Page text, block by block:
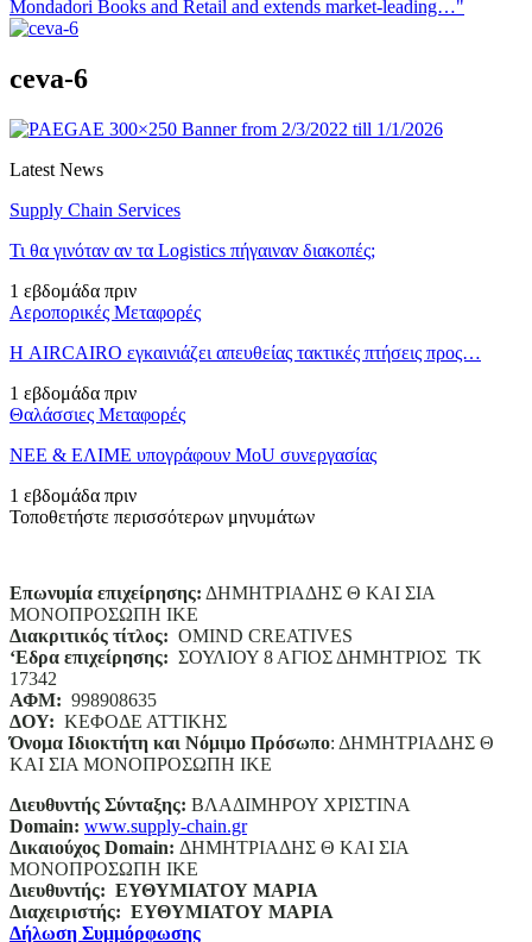
Mondadori Books and Retail and extends market-leading…"
ceva-6
Latest News
Supply Chain Services
Τι θα γινόταν αν τα Logistics πήγαιναν διακοπές;
1 εβδομάδα πριν
Αεροπορικές Μεταφορές
Η AIRCAIRO εγκαινιάζει απευθείας τακτικές πτήσεις προς…
1 εβδομάδα πριν
Θαλάσσιες Μεταφορές
ΝΕΕ & ΕΛΙΜΕ υπογράφουν MoU συνεργασίας
1 εβδομάδα πριν
Τοποθετήστε περισσότερων μηνυμάτων
Επωνυμία επιχείρησης: ΔΗΜΗΤΡΙΑΔΗΣ Θ ΚΑΙ ΣΙΑ
ΜΟΝΟΠΡΟΣΩΠΗ ΙΚΕ
Διακριτικός τίτλος: ΟΜΙΝD CREATIVES
‘Eδρα επιχείρησης: ΣΟΥΛΙΟΥ 8 ΑΓΙΟΣ ΔΗΜΗΤΡΙΟΣ ΤΚ
17342
ΑΦΜ: 998908635
ΔΟΥ: ΚΕΦΟΔΕ ΑΤΤΙΚΗΣ
Όνομα Ιδιοκτήτη και Νόμιμο Πρόσωπο: ΔΗΜΗΤΡΙΑΔΗΣ Θ
ΚΑΙ ΣΙΑ ΜΟΝΟΠΡΟΣΩΠΗ ΙΚΕ
Διευθυντής Σύνταξης: ΒΛΑΔΙΜΗΡΟΥ ΧΡΙΣΤΙΝΑ
Domain: www.supply-chain.gr
Δικαιούχος Domain: ΔΗΜΗΤΡΙΑΔΗΣ Θ ΚΑΙ ΣΙΑ
ΜΟΝΟΠΡΟΣΩΠΗ ΙΚΕ
Διευθυντής: ΕΥΘΥΜΙΑΤΟΥ ΜΑΡΙΑ
Διαχειριστής: ΕΥΘΥΜΙΑΤΟΥ ΜΑΡΙΑ
Δήλωση Συμμόρφωσης